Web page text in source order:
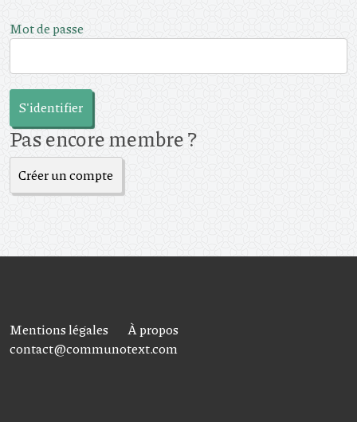
Mot de passe
S'identifier
Pas encore membre ?
Créer un compte
Mentions légales
À propos
contact@communotext.com